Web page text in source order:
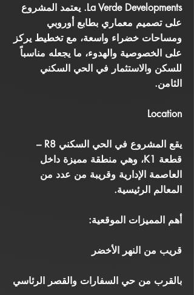
La Verde Developments. يعتمد المشروع
على تصميم معماري بطابع أوروبي
ومساحات خضراء واسعة، مع تخطيط يركز
على الخصوصية والهدوء، ما يجعله مناسباً
للسكن والاستثمار في الحي السكني
الثامن.
Location
يقع المشروع في الحي السكني R8 –
قطعة K1، وهي منطقة مميزة داخل
العاصمة الإدارية وقريبة من عدد من
المعالم الرئيسية.
أهم المميزات الموقعية:
قريب من النهر الأخضر
بالقرب من حي السفارات والقصر الرئاسي